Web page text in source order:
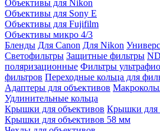
Объективы для Nikon
Объективы для Sony E
Объективы для Fujifilm
Объективы микро 4/3
Бленды Для Canon Для Nikon
Светофильтры Защитные фильтры
поляризационные Фильтры
фильтров Переходные кольца для
Адаптеры для объективов
Удлинительные кольца
Крышки для объективов Крышки для
Крышки для объективов 58 мм